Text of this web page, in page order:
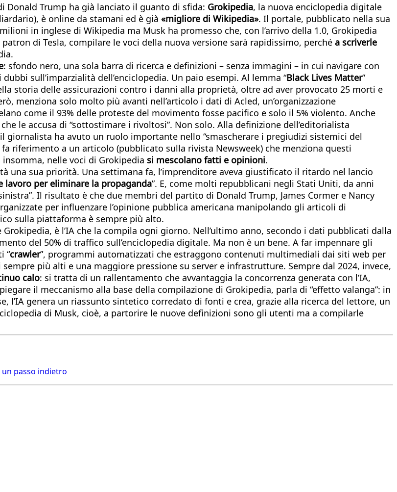
Donald Trump ha già lanciato il guanto di sfida: Grokipedia, la nuova enciclopedia digitale
è online da stamani ed è già «migliore di Wikipedia». Il portale, pubblicato nella sua
in inglese di Wikipedia ma Musk ha promesso che, con l’arrivo della 1.0, Grokipedia
di Tesla, compilare le voci della nuova versione sarà rapidissimo, perché a scriverle
: sfondo nero, una sola barra di ricerca e definizioni – senza immagini – in cui navigare con
sull’imparzialità dell’enciclopedia. Un paio esempi. Al lemma “Black Lives Matter”
storia delle assicurazioni contro i danni alla proprietà, oltre ad aver provocato 25 morti e
menziona solo molto più avanti nell’articolo i dati di Acled, un’organizzazione
come il 93% delle proteste del movimento fosse pacifico e solo il 5% violento. Anche
le accusa di “sottostimare i rivoltosi”. Non solo. Alla definizione dell’editorialista
giornalista ha avuto un ruolo importante nello “smascherare i pregiudizi sistemici del
riferimento a un articolo (pubblicato sulla rivista Newsweek) che menziona questi
nelle voci di Grokipedia si mescolano fatti e opinioni.
una sua priorità. Una settimana fa, l’imprenditore aveva giustificato il ritardo nel lancio
lavoro per eliminare la propaganda”. E, come molti repubblicani negli Stati Uniti, da anni
Il risultato è che due membri del partito di Donald Trump, James Cormer e Nancy
per influenzare l’opinione pubblica americana manipolando gli articoli di
sulla piattaforma è sempre più alto.
è l’IA che la compila ogni giorno. Nell’ultimo anno, secondo i dati pubblicati dalla
del 50% di traffico sull’enciclopedia digitale. Ma non è un bene. A far impennare gli
“crawler”, programmi automatizzati che estraggono contenuti multimediali dai siti web per
più alti e una maggiore pressione su server e infrastrutture. Sempre dal 2024, invece,
calo: si tratta di un rallentamento che avvantaggia la concorrenza generata con l’IA,
il meccanismo alla base della compilazione di Grokipedia, parla di “effetto valanga”: in
l’IA genera un riassunto sintetico corredato di fonti e crea, grazie alla ricerca del lettore, un
di Musk, cioè, a partorire le nuove definizioni sono gli utenti ma a compilarle
un passo indietro